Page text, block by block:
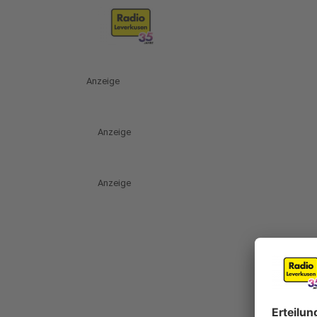
Anzeige
Anzeige
Anzeige